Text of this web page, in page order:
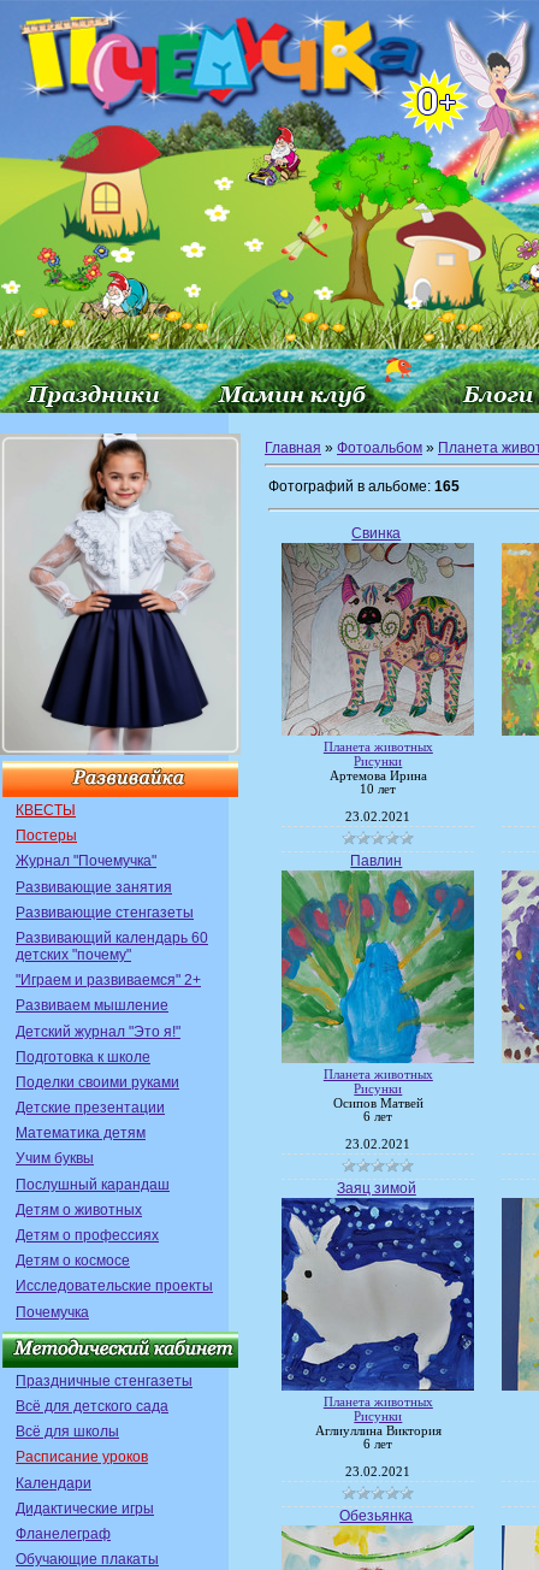
КВЕСТЫ
Постеры
Журнал "Почемучка"
Развивающие занятия
Развивающие стенгазеты
Развивающий календарь 60
детских "почему"
"Играем и развиваемся" 2+
Развиваем мышление
Детский журнал "Это я!"
Подготовка к школе
Поделки своими руками
Детские презентации
Математика детям
Учим буквы
Послушный карандаш
Детям о животных
Детям о профессиях
Детям о космосе
Исследовательские проекты
Почемучка
Праздничные стенгазеты
Всё для детского сада
Всё для школы
Расписание уроков
Календари
Дидактические игры
Фланелеграф
Обучающие плакаты
Главная » Фотоальбом » Планета
Фотографий в альбоме: 165
Свинка
Планета животных
Рисунки
Артемова Ирина
10 лет
23.02.2021
Павлин
Планета животных
Рисунки
Осипов Матвей
6 лет
23.02.2021
Заяц зимой
Планета животных
Рисунки
Аглиуллина Виктория
6 лет
23.02.2021
Обезьянка